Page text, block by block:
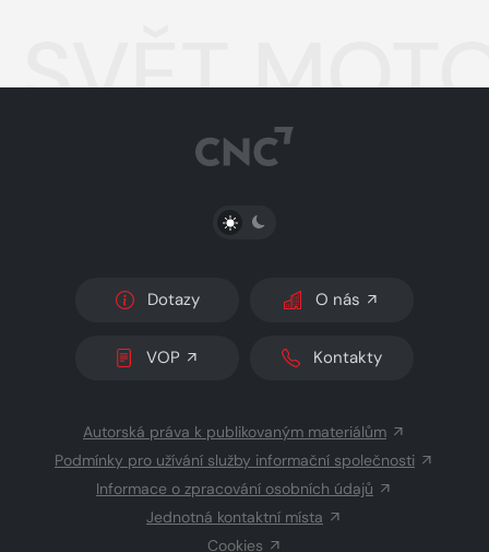
SVĚT
PŘEPNOUT SVĚTLÝ/TMAVÝ REŽIM
Dotazy O nás
VOP Kontakty
Autorská práva k publikovaným materiálům
Podmínky pro užívání služby informační společnosti
Informace o zpracování osobních údajů
Jednotná kontaktní místa
Cookies